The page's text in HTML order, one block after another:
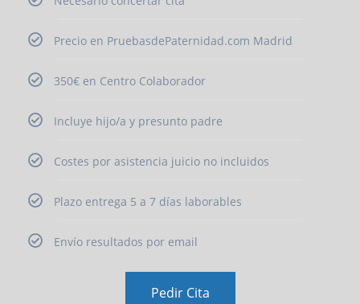
Precio en PruebasdePaternidad.com Madrid
350€ en Centro Colaborador
Incluye hijo/a y presunto padre
Costes por asistencia juicio no incluidos
Plazo entrega 5 a 7 días laborables
Envío resultados por email
Pedir Cita